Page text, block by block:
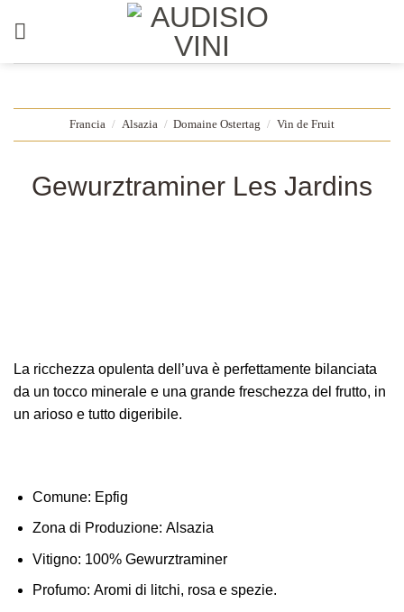
Francia / Alsazia / Domaine Ostertag / Vin de Fruit
Gewurztraminer Les Jardins
La ricchezza opulenta dell’uva è perfettamente bilanciata
da un tocco minerale e una grande freschezza del frutto, in
un arioso e tutto digeribile.
Comune: Epfig
Zona di Produzione: Alsazia
Vitigno: 100% Gewurztraminer
Profumo: Aromi di litchi, rosa e spezie.